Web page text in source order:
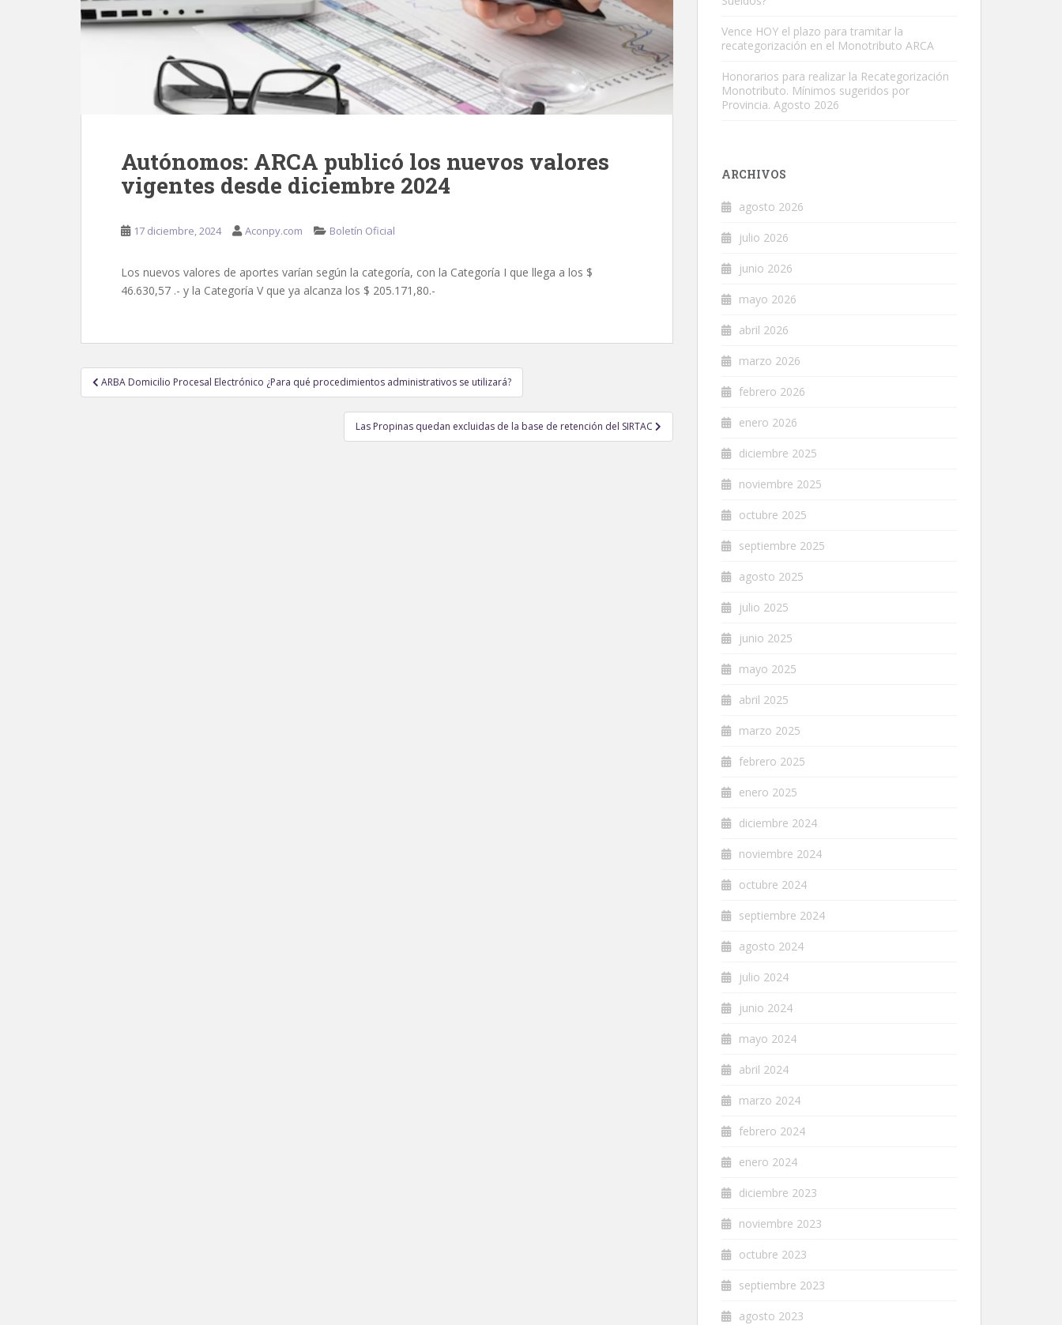
Autónomos: ARCA publicó los nuevos valores
vigentes desde diciembre 2024
17 diciembre, 2024 Aconpy.com Boletín Oficial
Los nuevos valores de aportes varían según la categoría, con la Categoría I que llega a los $
46.630,57 .- y la Categoría V que ya alcanza los $ 205.171,80.-
Navegación
de
ARBA Domicilio Procesal Electrónico ¿Para qué procedimientos administrativos se utilizará?
Las Propinas quedan excluidas de la base de retención del SIRTAC
Vence HOY el plazo para tramitar la
recategorización en el Monotributo ARCA
Honorarios para realizar la Recategorización
Monotributo. Mínimos sugeridos por
Provincia. Agosto 2026
ARCHIVOS
agosto 2026
julio 2026
junio 2026
mayo 2026
abril 2026
marzo 2026
febrero 2026
enero 2026
diciembre 2025
noviembre 2025
octubre 2025
septiembre 2025
agosto 2025
julio 2025
junio 2025
mayo 2025
abril 2025
marzo 2025
febrero 2025
enero 2025
diciembre 2024
noviembre 2024
octubre 2024
septiembre 2024
agosto 2024
julio 2024
junio 2024
mayo 2024
abril 2024
marzo 2024
febrero 2024
enero 2024
diciembre 2023
noviembre 2023
octubre 2023
septiembre 2023
agosto 2023